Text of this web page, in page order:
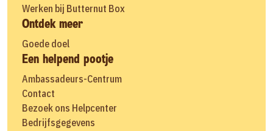
Werken bij Butternut Box
Ontdek meer
Goede doel
Een helpend pootje
Ambassadeurs-Centrum
Contact
Bezoek ons Helpcenter
Bedrijfsgegevens